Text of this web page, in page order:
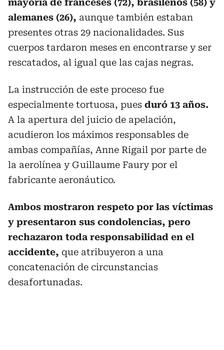
mayoría de franceses (72), brasileños (58) y
alemanes (26), aunque también estaban
presentes otras 29 nacionalidades. Sus
cuerpos tardaron meses en encontrarse y ser
rescatados, al igual que las cajas negras.
La instrucción de este proceso fue
especialmente tortuosa, pues duró 13 años.
A la apertura del juicio de apelación,
acudieron los máximos responsables de
ambas compañías, Anne Rigail por parte de
la aerolínea y Guillaume Faury por el
fabricante aeronáutico.
Ambos mostraron respeto por las víctimas
y presentaron sus condolencias, pero
rechazaron toda responsabilidad en el
accidente, que atribuyeron a una
concatenación de circunstancias
desafortunadas.